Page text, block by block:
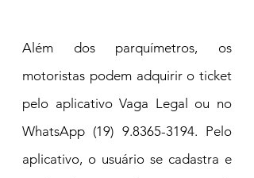
Além dos parquímetros, os
motoristas podem adquirir o ticket
pelo aplicativo Vaga Legal ou no
WhatsApp (19) 9.8365-3194. Pelo
aplicativo, o usuário se cadastra e